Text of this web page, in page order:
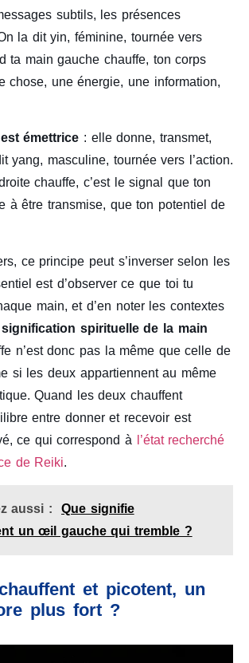
subtils, les présences
la dit yin, féminine, tournée vers
ta main gauche chauffe, ton corps
chose, une énergie, une information,
émettrice : elle donne, transmet,
yang, masculine, tournée vers l’action.
chauffe, c’est le signal que ton
à être transmise, que ton potentiel de
ce principe peut s’inverser selon les
est d’observer ce que toi tu
main, et d’en noter les contextes
signification spirituelle de la main
n’est donc pas la même que celle de
si les deux appartiennent au même
Quand les deux chauffent
entre donner et recevoir est
ce qui correspond à
l’état recherché
de Reiki.
aussi :
Que signifie
un œil gauche qui tremble ?
et picotent, un
plus fort ?